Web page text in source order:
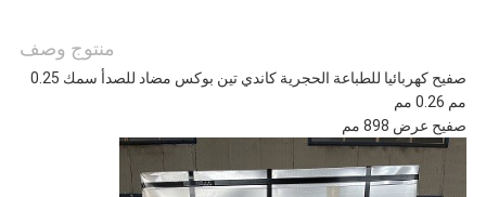
منتوج وصف
صفيح كهربائيا للطباعة الحجرية كاندي تين بوكس ​​مضاد للصدأ سمك 0.25
مم 0.26 مم
صفيح عرض 898 مم